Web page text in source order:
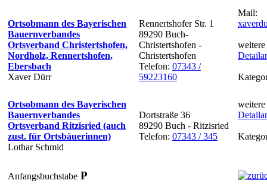
Ortsobmann des Bayerischen
Bauernverbandes
Ortsverband Christertshofen,
Nordholz, Rennertshofen,
Ebersbach
Xaver Dürr
Rennertshofer Str. 1
89290 Buch-
Christertshofen -
Christertshofen
Telefon: 07343 /
59223160
Mail:
Ortsobmann des Bayerischen
Bauernverbandes
Ortsverband Ritzisried (auch
zust. für Ortsbäuerinnen)
Lothar Schmid
Dortstraße 36
89290 Buch - Ritzisried
Telefon: 07343 / 345
Anfangsbuchstabe P